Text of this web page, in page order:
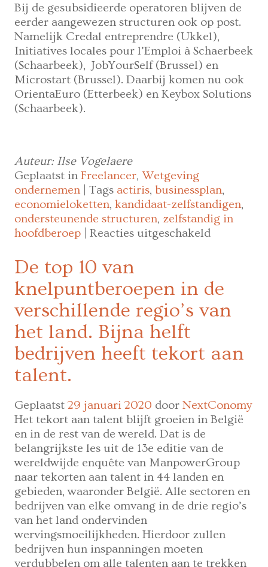
Bij de gesubsidieerde operatoren blijven de
eerder aangewezen structuren ook op post.
Namelijk Credal entreprendre (Ukkel),
Initiatives locales pour l’Emploi à Schaerbeek
(Schaarbeek), JobYourSelf (Brussel) en
Microstart (Brussel). Daarbij komen nu ook
OrientaEuro (Etterbeek) en Keybox Solutions
(Schaarbeek).
Auteur: Ilse Vogelaere
Geplaatst in Freelancer,Wetgeving
ondernemen
Tags actiris,businessplan,
economieloketten,kandidaat-zelfstandigen,
ondersteunende structuren, zelfstandig in
hoofdberoep
Reacties uitgeschakeld
nieuwe
structuren
kandidaat-
De top 10 van
knelpuntberoepen in de
verschillende regio’s van
het land. Bijna helft
bedrijven heeft tekort aan
talent.
Geplaatst 29 januari 2020 door NextConomy
Het tekort aan talent blijft groeien in België
en in de rest van de wereld. Dat is de
belangrijkste les uit de 13e editie van de
wereldwijde enquête van ManpowerGroup
naar tekorten aan talent in 44 landen en
gebieden, waaronder België. Alle sectoren en
bedrijven van elke omvang in de drie regio’s
van het land ondervinden
wervingsmoeilijkheden. Hierdoor zullen
bedrijven hun inspanningen moeten
verdubbelen om alle talenten aan te trekken